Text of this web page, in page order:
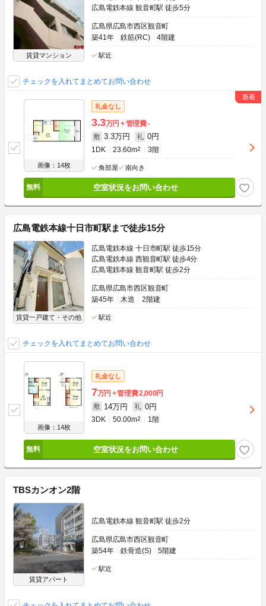
賃貸マンション
広島電鉄本線 観音町駅 徒歩5分
広島県広島市西区観音町
築41年
鉄筋(RC) 4階建
駅近
チェックを入れてまとめてお問い合わせ
画像：14枚
礼金なし
3.3万円 管理費-
敷 3.3万円 礼 0円
1DK 23.60m2 3階
角部屋 南向き
空室状況をお問い合わせ
広島電鉄本線十日市町駅まで徒歩15分
賃貸一戸建て・その他
広島電鉄本線 十日市町駅 徒歩15分
広島電鉄本線 西観音町駅 徒歩4分
広島電鉄本線 観音町駅 徒歩2分
広島県広島市西区観音町
築45年
木造 2階建
駅近
チェックを入れてまとめてお問い合わせ
画像：14枚
礼金なし
7万円 管理費2,000円
敷 14万円 礼 0円
3DK 50.00m2 1階
空室状況をお問い合わせ
TBSカンオン2階
賃貸アパート
広島電鉄本線 観音町駅 徒歩2分
広島県広島市西区観音町
築54年
鉄骨造(S) 5階建
駅近